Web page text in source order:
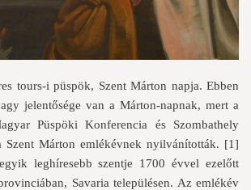
tours-i püspök, Szent Márton napja. Ebben
jelentősége van a Márton-napnak, mert a
Püspöki Konferencia és Szombathely
Szent Márton emlékévnek nyilvánították. [1]
leghíresebb szentje 1700 évvel ezelőtt
Savaria településen. Az emlékév